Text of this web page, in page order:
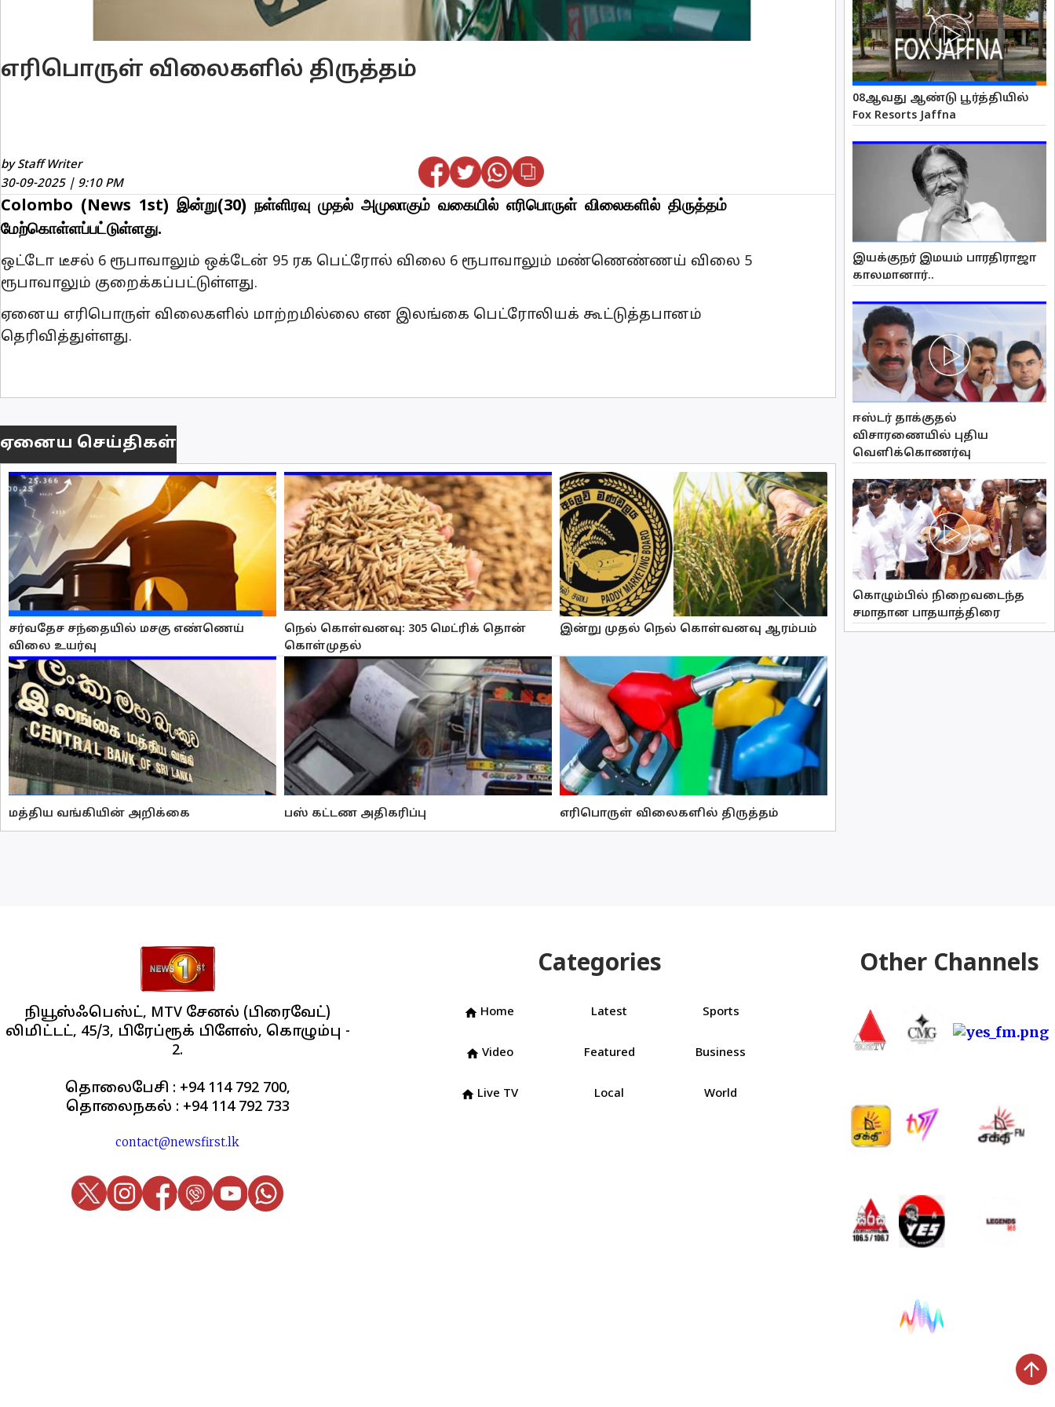
எரிபொருள் விலைகளில் திருத்தம்
by Staff Writer
30-09-2025 | 9:10 PM
Colombo (News 1st) இன்று(30) நள்ளிரவு முதல் அமுலாகும் வகையில் எரிபொருள் விலைகளில் திருத்தம்
மேற்கொள்ளப்பட்டுள்ளது.
ஒட்டோ டீசல் 6 ரூபாவாலும் ஒக்டேன் 95 ரக பெட்ரோல் விலை 6 ரூபாவாலும் மண்ணெண்ணய் விலை 5
ரூபாவாலும் குறைக்கப்பட்டுள்ளது.
ஏனைய எரிபொருள் விலைகளில் மாற்றமில்லை என இலங்கை பெட்ரோலியக் கூட்டுத்தபானம்
தெரிவித்துள்ளது.
ஏனைய செய்திகள்
சர்வதேச சந்தையில் மசகு எண்ணெய்
விலை உயர்வு
நெல் கொள்வனவு: 305 மெட்ரிக் தொன்
கொள்முதல்
இன்று முதல் நெல் கொள்வனவு ஆரம்பம்
மத்திய வங்கியின் அறிக்கை பஸ் கட்டண அதிகரிப்பு எரிபொருள் விலைகளில் திருத்தம்
08ஆவது ஆண்டு பூர்த்தியில்
Fox Resorts Jaffna
இயக்குநர் இமயம் பாரதிராஜா
காலமானார்..
ஈஸ்டர் தாக்குதல்
விசாரணையில் புதிய
வௌிக்கொணர்வு
கொழும்பில் நிறைவடைந்த
சமாதான பாதயாத்திரை
நியூஸ்ஃபெஸ்ட், MTV சேனல் (பிரைவேட்)
லிமிட்டட், 45/3, பிரேப்ரூக் பிளேஸ், கொழும்பு -
2.
தொலைபேசி : +94 114 792 700,
தொலைநகல் : +94 114 792 733
contact@newsfirst.lk
Categories
home Home Latest Sports
home Video Featured Business
home Live TV Local World
Other Channels